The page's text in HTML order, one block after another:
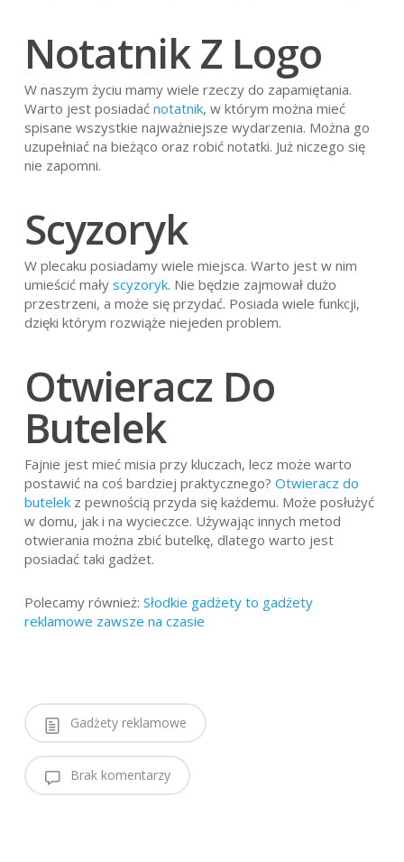
Notatnik Z Logo
W naszym życiu mamy wiele rzeczy do zapamiętania.
Warto jest posiadać notatnik, w którym można mieć
spisane wszystkie najważniejsze wydarzenia. Można go
uzupełniać na bieżąco oraz robić notatki. Już niczego się
nie zapomni.
Scyzoryk
W plecaku posiadamy wiele miejsca. Warto jest w nim
umieścić mały scyzoryk. Nie będzie zajmował dużo
przestrzeni, a może się przydać. Posiada wiele funkcji,
dzięki którym rozwiąże niejeden problem.
Otwieracz Do
Butelek
Fajnie jest mieć misia przy kluczach, lecz może warto
postawić na coś bardziej praktycznego? Otwieracz do
butelekz pewnością przyda się każdemu. Może posłużyć
w domu, jak i na wycieczce. Używając innych metod
otwierania można zbić butelkę, dlatego warto jest
posiadać taki gadżet.
Polecamy również: Słodkie gadżety to gadżety
reklamowe zawsze na czasie
Gadżety reklamowe
Brak komentarzy